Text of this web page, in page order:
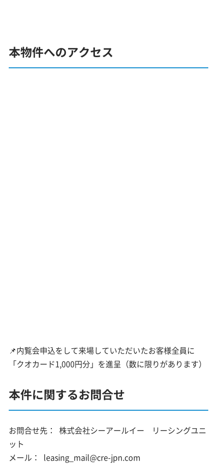
本物件へのアクセス
📌内覧会申込をして来場していただいたお客様全員に
「クオカード1,000円分」を進呈（数に限りがあります）
本件に関するお問合せ
お問合せ先：
株式会社シーアールイー リーシングユニ
ット
メール：
leasing_mail@cre-jpn.com